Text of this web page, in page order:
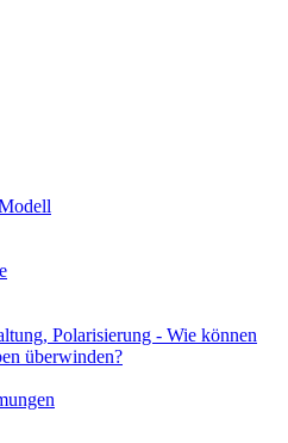
Polarisierung - Wie können
überwinden?